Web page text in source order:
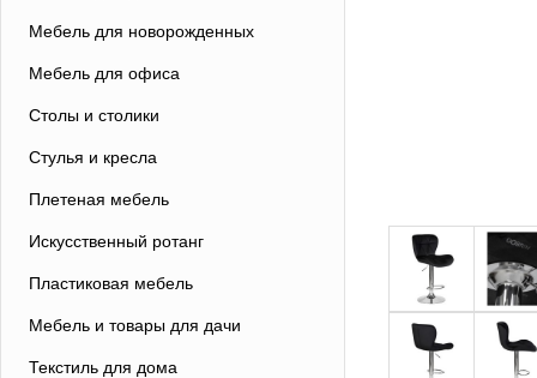
Мебель для новорожденных
Мебель для офиса
Столы и столики
Стулья и кресла
Плетеная мебель
Искусственный ротанг
Пластиковая мебель
Мебель и товары для дачи
Текстиль для дома